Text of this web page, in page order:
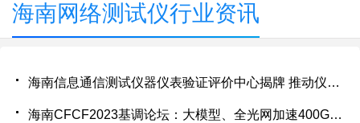
海南网络测试仪行业资讯
海南信息通信测试仪器仪表验证评价中心揭牌 推动仪器仪表技术进步
海南CFCF2023基调论坛：大模型、全光网加速400G/800G切换时间点